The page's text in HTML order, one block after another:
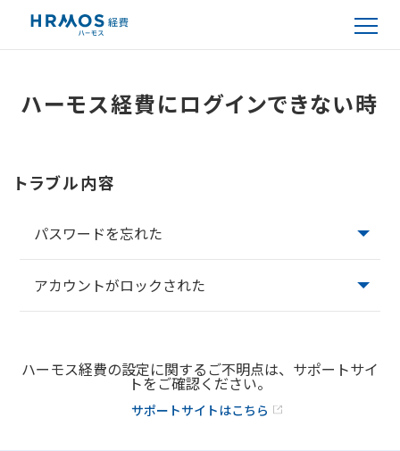
ハーモス経費にログインできない時
トラブル内容
パスワードを忘れた
アカウントがロックされた
ハーモス経費の設定に関するご不明点は、サポートサイ
トをご確認ください。
サポートサイトはこちら